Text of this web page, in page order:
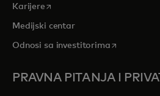
Karijereopens in a new tab
Medijski centar
Odnosi sa investitorimaopens in a
PRAVNA PITANJA I